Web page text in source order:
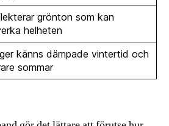
grönton som kan
helheten
känns dämpade vintertid och
sommar